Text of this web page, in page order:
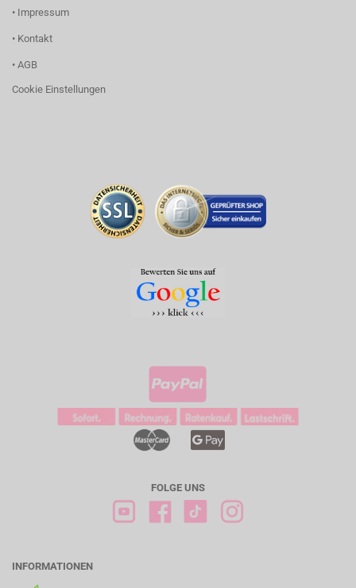
• Impressum
• Kontakt
• AGB
Cookie Einstellungen
FOLGE UNS
INFORMATIONEN